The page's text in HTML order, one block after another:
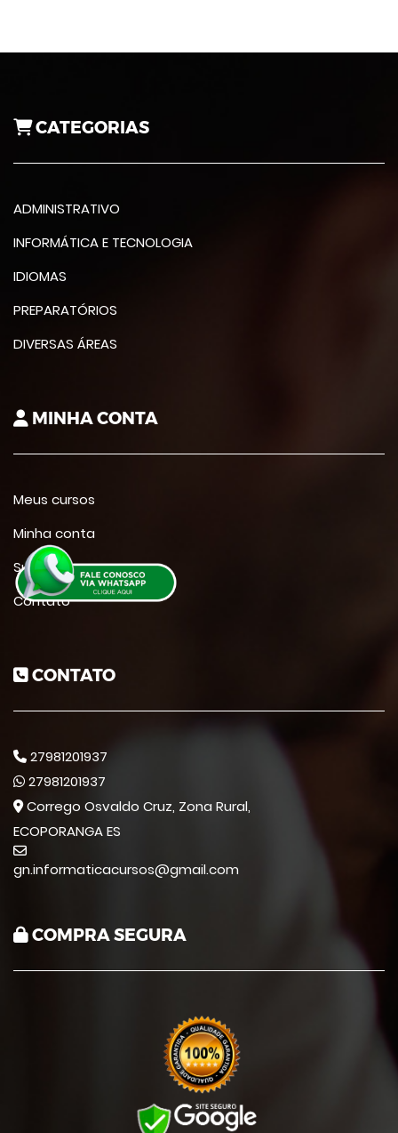
CATEGORIAS
ADMINISTRATIVO
INFORMÁTICA E TECNOLOGIA
IDIOMAS
PREPARATÓRIOS
DIVERSAS ÁREAS
MINHA CONTA
Meus cursos
Minha conta
Suporte
Contato
CONTATO
27981201937
27981201937
Corrego Osvaldo Cruz, Zona Rural,
ECOPORANGA ES
gn.informaticacursos@gmail.com
COMPRA SEGURA